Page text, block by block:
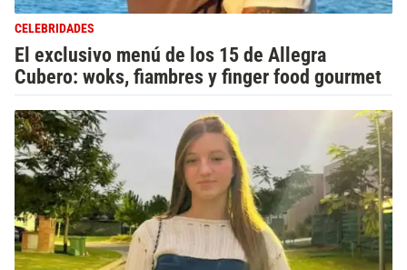
CELEBRIDADES
El exclusivo menú de los 15 de Allegra
Cubero: woks, fiambres y finger food gourmet